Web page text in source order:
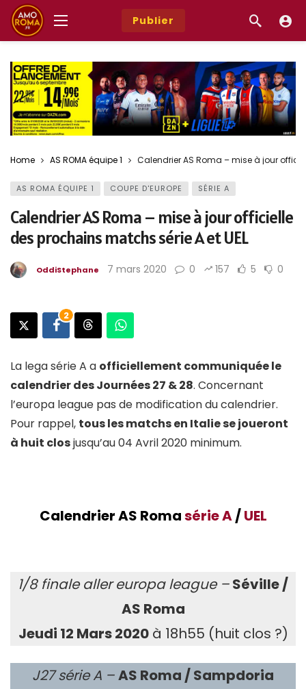
Publier
Home AS ROMA équipe 1 Calendrier AS Roma – mise à jour
AS ROMA ÉQUIPE 1 COUPE D'EUROPE SÉRIE A
Calendrier AS Roma – mise à jour officielle
des prochains matchs série A et UEL
OddiStephane 7 mars 2020 0 157 5 0
2
La lega série A a officiellement communiquée le
calendrier des Journées 27 & 28. Concernant
l’europa league pas de modification du calendrier.
Pour rappel, tous les matchs en Italie se joueront
à huit closjusqu’au 04 Avril 2020 minimum.
Calendrier AS Romasérie A/UEL
1/8 finale aller europa league –Séville /
AS Roma
Jeudi 12 Mars 2020à 18h55 (huit clos ?)
J27 série A –AS Roma / Sampdoria